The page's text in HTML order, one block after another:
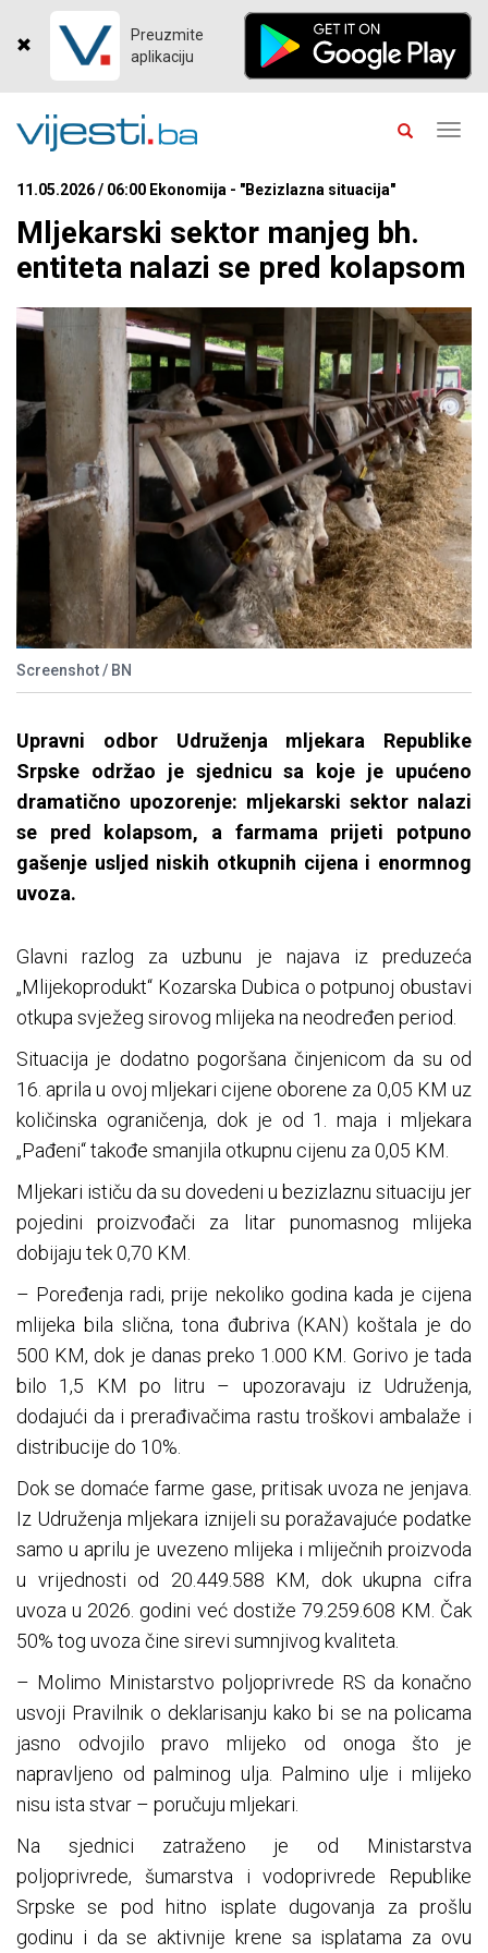
Preuzmite
aplikaciju
11.05.2026 / 06:00 Ekonomija - "Bezizlazna situacija"
Mljekarski sektor manjeg bh.
entiteta nalazi se pred kolapsom
Screenshot / BN
Upravni odbor Udruženja mljekara Republike
Srpske održao je sjednicu sa koje je upućeno
dramatično upozorenje: mljekarski sektor nalazi
se pred kolapsom, a farmama prijeti potpuno
gašenje usljed niskih otkupnih cijena i enormnog
uvoza.
Glavni razlog za uzbunu je najava iz preduzeća
„Mlijekoprodukt“ Kozarska Dubica o potpunoj obustavi
otkupa svježeg sirovog mlijeka na neodređen period.
Situacija je dodatno pogoršana činjenicom da su od
16. aprila u ovoj mljekari cijene oborene za 0,05 KM uz
količinska ograničenja, dok je od 1. maja i mljekara
„Pađeni“ takođe smanjila otkupnu cijenu za 0,05 KM.
Mljekari ističu da su dovedeni u bezizlaznu situaciju jer
pojedini proizvođači za litar punomasnog mlijeka
dobijaju tek 0,70 KM.
– Poređenja radi, prije nekoliko godina kada je cijena
mlijeka bila slična, tona đubriva (KAN) koštala je do
500 KM, dok je danas preko 1.000 KM. Gorivo je tada
bilo 1,5 KM po litru – upozoravaju iz Udruženja,
dodajući da i prerađivačima rastu troškovi ambalaže i
distribucije do 10%.
Dok se domaće farme gase, pritisak uvoza ne jenjava.
Iz Udruženja mljekara iznijeli su poražavajuće podatke
samo u aprilu je uvezeno mlijeka i mliječnih proizvoda
u vrijednosti od 20.449.588 KM, dok ukupna cifra
uvoza u 2026. godini već dostiže 79.259.608 KM. Čak
50% tog uvoza čine sirevi sumnjivog kvaliteta.
– Molimo Ministarstvo poljoprivrede RS da konačno
usvoji Pravilnik o deklarisanju kako bi se na policama
jasno odvojilo pravo mlijeko od onoga što je
napravljeno od palminog ulja. Palmino ulje i mlijeko
nisu ista stvar – poručuju mljekari.
Na sjednici zatraženo je od Ministarstva
poljoprivrede, šumarstva i vodoprivrede Republike
Srpske se pod hitno isplate dugovanja za prošlu
godinu i da se aktivnije krene sa isplatama za ovu